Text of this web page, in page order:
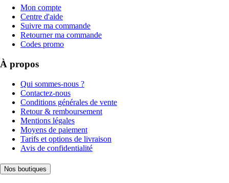
Mon compte
Centre d'aide
Suivre ma commande
Retourner ma commande
Codes promo
À propos
Qui sommes-nous ?
Contactez-nous
Conditions générales de vente
Retour & remboursement
Mentions légales
Moyens de paiement
Tarifs et options de livraison
Avis de confidentialité
Nos boutiques